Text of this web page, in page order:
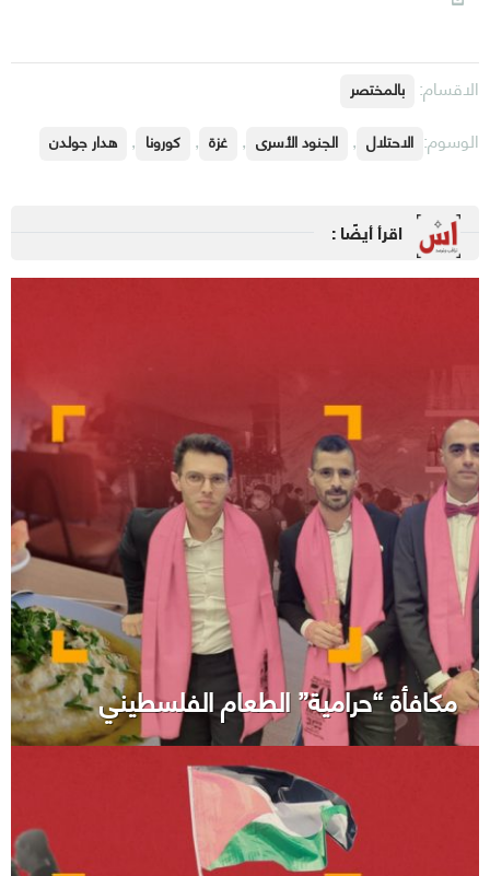
الاقسام: بالمختصر
الوسوم: الاحتلال , الجنود الأسرى , غزة , كورونا , هدار جولدن
اقرأ أيضًا :
مكافأة “حرامية” الطعام الفلسطيني